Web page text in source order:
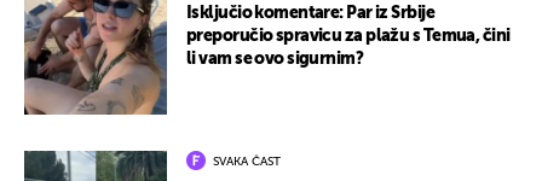
Isključio komentare: Par iz Srbije
preporučio spravicu za plažu s Temua, čini
li vam se ovo sigurnim?
SVAKA ČAST